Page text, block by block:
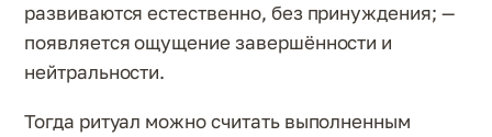
развиваются естественно, без принуждения; —
появляется ощущение завершённости и
нейтральности.
Тогда ритуал можно считать выполненным